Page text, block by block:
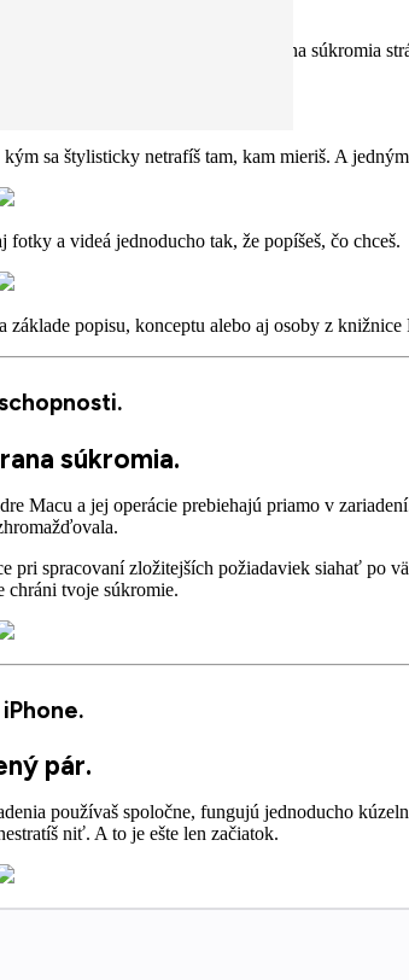
väčšej námahy. Prevratná ochrana súkromia
sa štylisticky netrafíš tam, kam mieriš. A
a videá jednoducho tak, že popíšeš, čo chceš.
popisu, konceptu alebo aj osoby z knižnice
súkromia.
Macu a jej operácie prebiehajú priamo v
spracovaní zložitejších požiadaviek siahať po
chráni tvoje súkromie.
pár.
používaš spoločne, fungujú jednoducho
niť. A to je ešte len začiatok.